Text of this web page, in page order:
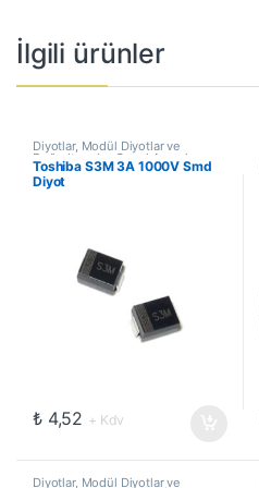
İlgili ürünler
Diyotlar, Modül Diyotlar ve
Doğrultucular , Genel Amaçlı
Diyotlar,Güç Yarı İletkenleri
Toshiba S3M 3A 1000V Smd
Diyot
₺4,52 + Kdv
Diyotlar, Modül Diyotlar ve